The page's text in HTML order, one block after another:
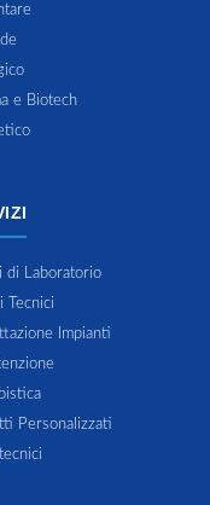
e Biotech
di Laboratorio
Tecnici
Impianti
Personalizzati